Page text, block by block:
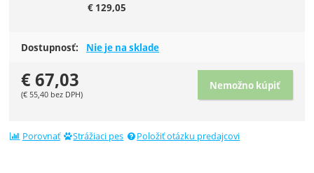
€ 129,05
Dostupnosť: Nie je na sklade
€67,03
(€ 55,40 bez DPH)
Nemožno kúpiť
Porovnať Strážiaci pes Položiť otázku predajcovi